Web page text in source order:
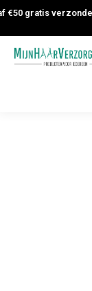
gratis verzonden